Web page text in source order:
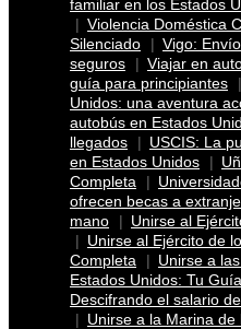
familiar en los Estados
Violencia Doméstica
Silenciado
Vigo:
seguros
Viajar en
guía para principiantes
Unidos: una aventura
autobús en Estados
llegados
USCIS: La
en Estados Unidos
Completa
ofrecen becas a
mano
Unirse al
Unirse al Ejército de
Completa
Unirse a
Estados Unidos: Tu
Descifrando el salario
Unirse a la Marina